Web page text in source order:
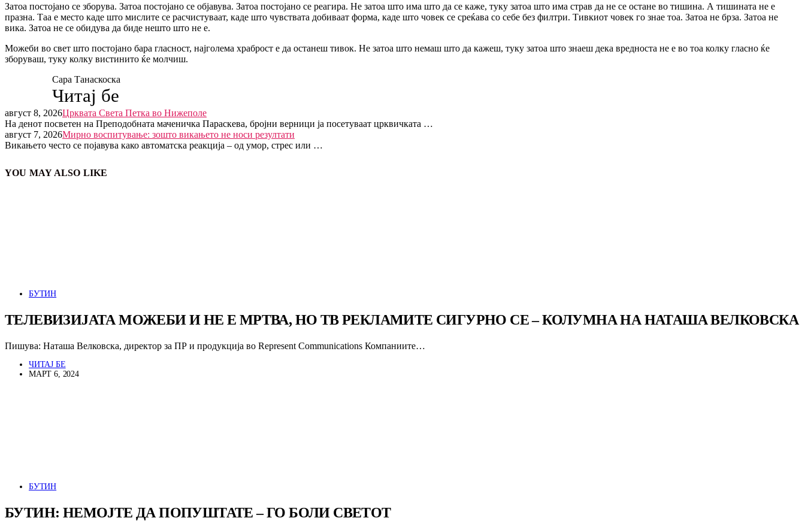
Затоа постојано се зборува. Затоа постојано се објавува. Затоа постојано се реагира. Не затоа што има што да се каже, туку затоа што има страв да не се остане во тишина. А тишината не е
празна. Таа е место каде што мислите се расчистуваат, каде што чувствата добиваат форма, каде што човек се среќава со себе без филтри. Тивкиот човек го знае тоа. Затоа не брза. Затоа не
вика. Затоа не се обидува да биде нешто што не е.
Можеби во свет што постојано бара гласност, најголема храброст е да останеш тивок. Не затоа што немаш што да кажеш, туку затоа што знаеш дека вредноста не е во тоа колку гласно ќе
зборуваш, туку колку вистинито ќе молчиш.
Сара Танаскоска
Читај бе
август 8, 2026Црквата Света Петка во Нижеполе
На денот посветен на Преподобната маченичка Параскева, бројни верници ја посетуваат црквичката …
август 7, 2026Мирно воспитување: зошто викањето не носи резултати
Викањето често се појавува како автоматска реакција – од умор, стрес или …
YOU MAY ALSO LIKE
БУТИН
ТЕЛЕВИЗИЈАТА МОЖЕБИ И НЕ Е МРТВА, НО ТВ РЕКЛАМИТЕ СИГУРНО СЕ – КОЛУМНА НА НАТАША ВЕЛКОВСКА
Пишува: Наташа Велковска, директор за ПР и продукција во Represent Communications Компаниите…
ЧИТАЈ БЕ
МАРТ 6, 2024
БУТИН
БУТИН: НЕМОЈТЕ ДА ПОПУШТАТЕ – ГО БОЛИ СВЕТОТ